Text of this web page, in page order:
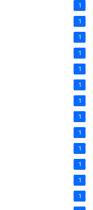
1
1
1
1
1
1
1
1
1
1
1
1
1